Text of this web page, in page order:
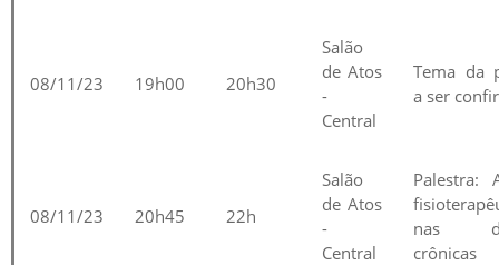
08/11/23 19h00 20h30
Salão
de Atos
-
Central
Tema da
a ser
08/11/23 20h45 22h
Salão
de Atos
-
Central
Palestra:
nas
crônicas